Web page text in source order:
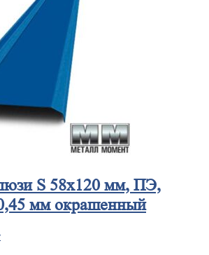
S 58х120 мм, ПЭ,
мм окрашенный